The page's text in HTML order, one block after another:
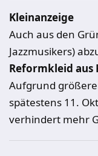
Kleinanzeige
Auch aus den
Jazzmusikers)
Reformkleid aus
Aufgrund
spätestens 11.
verhindert mehr